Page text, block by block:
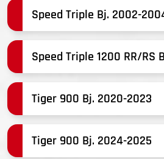
Speed Triple Bj. 2002-
Speed Triple 1200 RR/RS
Tiger 900 Bj. 2020-2023
Tiger 900 Bj. 2024-2025